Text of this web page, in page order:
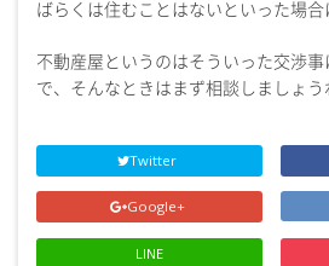
ばらくは住むことはないといった場合
不動産屋というのはそういった交渉
で、そんなときはまず相談しましょう
Twitter
Google+
LINE